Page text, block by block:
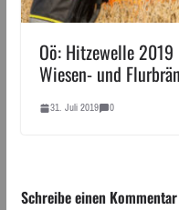
Oö: Hitzewelle
Wiesen- und
31. Juli 2019 0
Schreibe einen Kommentar